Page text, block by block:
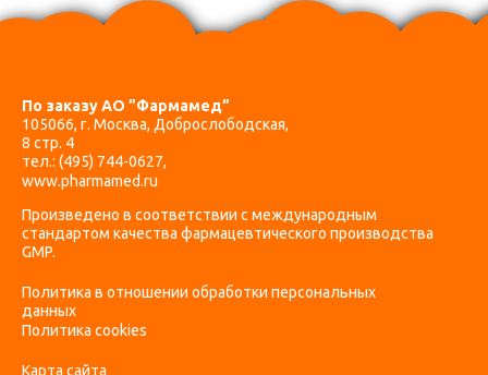
По заказу АО ”Фармамед”
105066, г. Москва, Доброслободская,
8 стр. 4
тел.: (495) 744-0627,
www.pharmamed.ru
Произведено в соответствии с международным
стандартом качества фармацевтического производства
GMP.
Политика в отношении обработки персональных
данных
Политика cookies
Карта сайта